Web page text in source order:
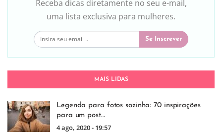
Receba dicas diretamente no seu e-mail,
uma lista exclusiva para mulheres.
Se Inscrever
MAIS LIDAS
Legenda para fotos sozinha: 70 inspirações
para um post…
4 ago, 2020 - 19:57